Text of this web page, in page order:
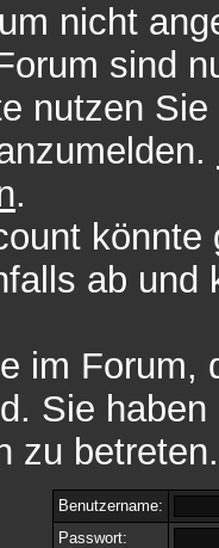
nicht
sind
nutzen
.
ab und
im Forum,
Sie
zu betreten.
Benutzername:
Passwort: